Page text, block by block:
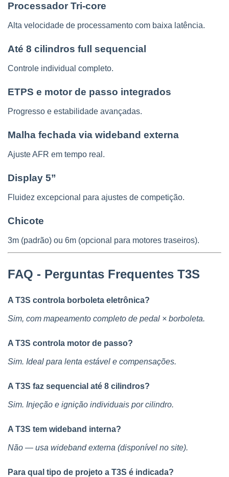
Processador Tri-core
Alta velocidade de processamento com baixa latência.
Até 8 cilindros full sequencial
Controle individual completo.
ETPS e motor de passo integrados
Progresso e estabilidade avançadas.
Malha fechada via wideband externa
Ajuste AFR em tempo real.
Display 5”
Fluidez excepcional para ajustes de competição.
Chicote
3m (padrão) ou 6m (opcional para motores traseiros).
FAQ - Perguntas Frequentes T3S
A T3S controla borboleta eletrônica?
Sim, com mapeamento completo de pedal × borboleta.
A T3S controla motor de passo?
Sim. Ideal para lenta estável e compensações.
A T3S faz sequencial até 8 cilindros?
Sim. Injeção e ignição individuais por cilindro.
A T3S tem wideband interna?
Não — usa wideband externa (disponível no site).
Para qual tipo de projeto a T3S é indicada?